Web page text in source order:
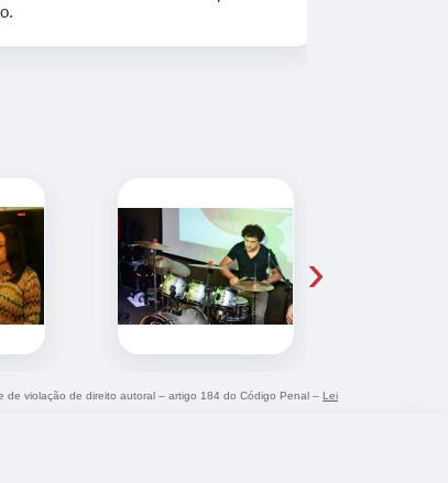
›
de violação de direito autoral – artigo 184 do Código Penal – Lei